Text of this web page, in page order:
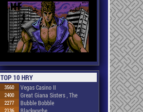
TOP 10 HRY
3560 Vegas Casino II
2400 Great Giana Sisters , The
2277 Bubble Bobble
2136 Blackwyche